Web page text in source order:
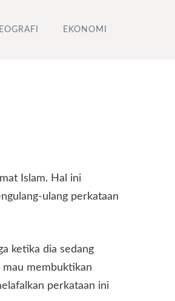
EKONOMI
Islam. Hal ini
ulang perkataan
ketika dia sedang
mau membuktikan
perkataan ini